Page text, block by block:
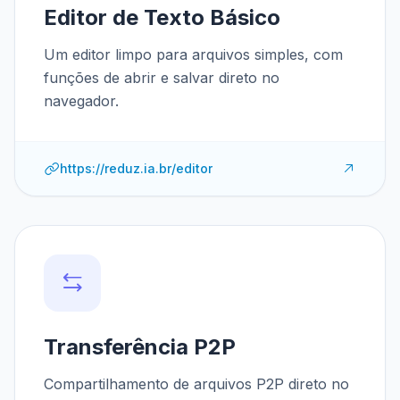
Editor de Texto Básico
Um editor limpo para arquivos simples, com
funções de abrir e salvar direto no
navegador.
https://reduz.ia.br/editor
Transferência P2P
Compartilhamento de arquivos P2P direto no